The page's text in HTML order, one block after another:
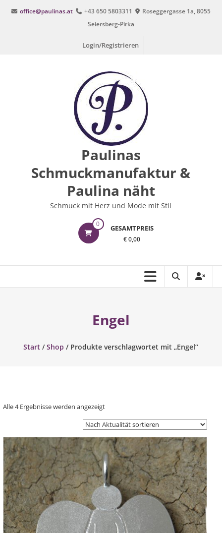
Inhalt
office@paulinas.at +43 650 5803311
Roseggergasse 1a, 8055
Seiersberg-Pirka
Login/Registrieren
Paulinas
Schmuckmanufaktur &
Paulina näht
Schmuck mit Herz und Mode mit Stil
0 GESAMTPREIS
€ 0,00
Engel
Start /Shop / Produkte verschlagwortet mit „Engel“
Alle 4 Ergebnisse werden angezeigtNach
Aktualität
sortiert